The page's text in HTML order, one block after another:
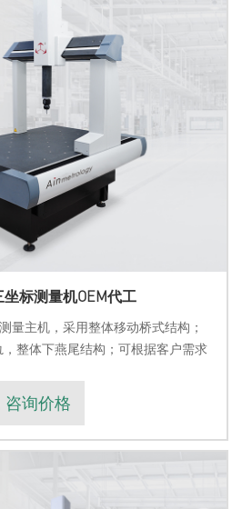
标测量机OEM代工
量主机，采用整体移动桥式结构；
整体下燕尾结构；可根据客户需求
结构样式，颜色搭配及专属Logo1.
咨询价格